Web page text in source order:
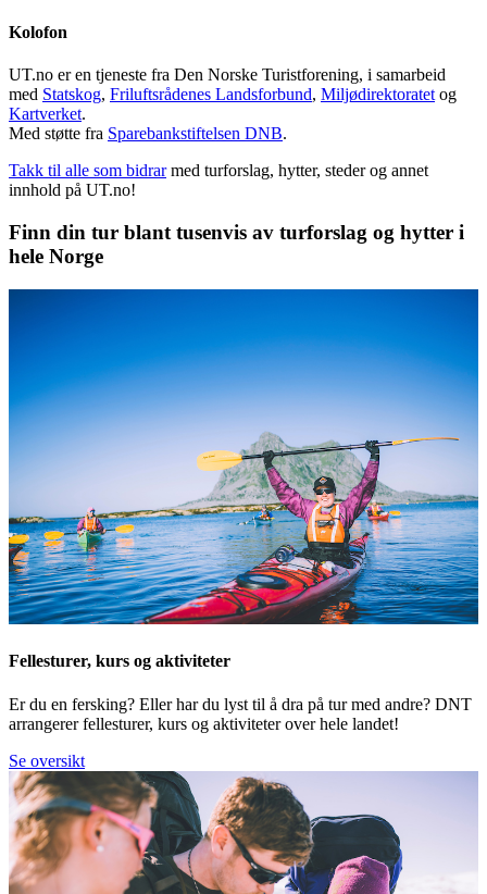
Kolofon
UT.no er en tjeneste fra Den Norske Turistforening, i samarbeid
med Statskog, Friluftsrådenes Landsforbund, Miljødirektoratet og
Kartverket.
Med støtte fra Sparebankstiftelsen DNB.
Takk til alle som bidrar med turforslag, hytter, steder og annet
innhold på UT.no!
Finn din tur blant tusenvis av turforslag og hytter i
hele Norge
Fellesturer, kurs og aktiviteter
Er du en fersking? Eller har du lyst til å dra på tur med andre? DNT
arrangerer fellesturer, kurs og aktiviteter over hele landet!
Se oversikt